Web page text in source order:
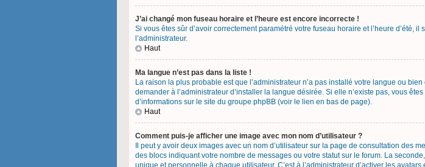
J’ai changé mon fuseau horaire et l’heure est encore incorrecte !
Si vous êtes sûr d’avoir correctement paramétré votre fuseau horaire et l’heure d’été,
l’administrateur.
Haut
Ma langue n’est pas dans la liste !
La raison la plus probable est que l’administrateur n’a pas installé votre langue ou
demander à l’administrateur d’installer la langue désirée. Si elle n’existe pas, vous
d’informations sur le site du groupe phpBB (voir le lien en bas de page).
Haut
Comment puis-je afficher une image avec mon nom d’utilisateur ?
Il peut y avoir deux images avec un nom d’utilisateur sur la page de consultation des
des blocs indiquant votre nombre de messages ou votre statut sur le forum. La
unique et personnelle à chaque utilisateur. C’est à l’administrateur d’activer les